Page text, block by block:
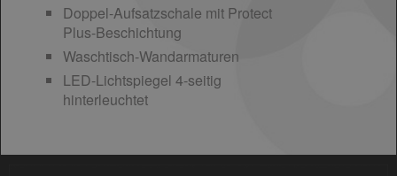
Doppel-Aufsatzschale mit Protect
Plus-Beschichtung
Waschtisch-Wandarmaturen
LED-Lichtspiegel 4-seitig
hinterleuchtet